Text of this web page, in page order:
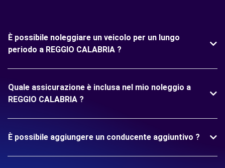
È possibile noleggiare un veicolo per un lungo
periodo a REGGIO CALABRIA ?
Quale assicurazione è inclusa nel mio noleggio a
REGGIO CALABRIA ?
È possibile aggiungere un conducente aggiuntivo ?